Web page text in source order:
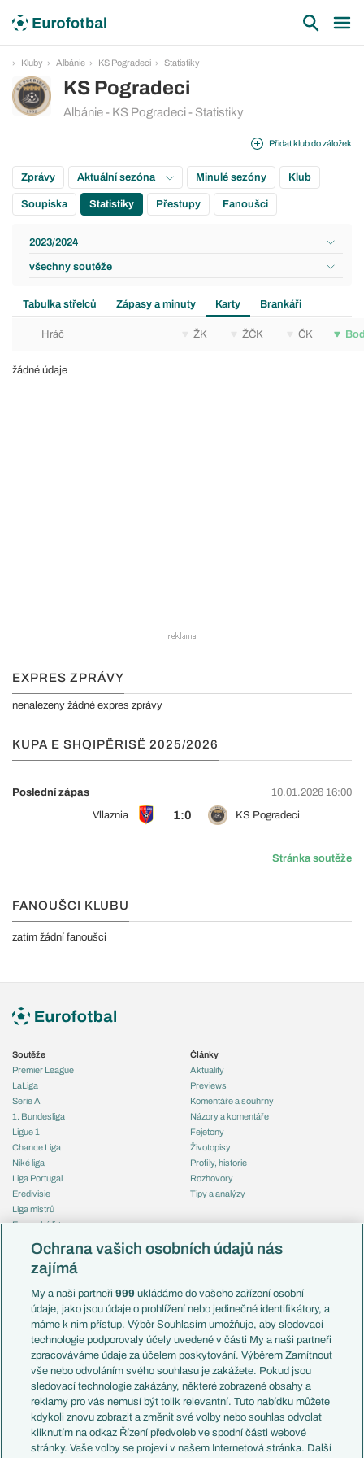
Kluby Albánie KS Pogradeci Statistiky
KS Pogradeci
Albánie - KS Pogradeci - Statistiky
Přidat klub do záložek
Zprávy Aktuální sezóna Minulé sezóny Klub
Soupiska Statistiky Přestupy Fanoušci
2023/2024
všechny soutěže
Tabulka střelců Zápasy a minuty Karty Brankáři
Hráč ŽK ŽČK ČK
žádné údaje
EXPRES ZPRÁVY
nenalezeny žádné expres zprávy
KUPA E SHQIPËRISË 2025/2026
Poslední zápas
10.01.2026 16:00
Vllaznia
1:0 KS Pogradeci
Stránka soutěže
FANOUŠCI KLUBU
zatím žádní fanoušci
Soutěže
Premier League
LaLiga
Serie A
1. Bundesliga
Ligue 1
Chance Liga
Niké liga
Liga Portugal
Eredivisie
Liga mistrů
Evropská liga
Mistrovství světa
Liga národů
Témata
Představení týmů MS
EuroSkauting
PL v kostce
Evropské koeficienty
Přestupy
Přestupové spekulace
Zranění
Kluby
Články
Aktuality
Previews
Komentáře a souhrny
Názory a komentáře
Fejetony
Životopisy
Profily, historie
Rozhovory
Tipy a analýzy
Česko
Francie
Itálie
Německo
Španělsko
Argentina
Brazílie
Přestupy
Zápasy
Livescore
Ochrana vašich osobních údajů nás
zajímá
My a naši partneři999 ukládáme do vašeho zařízení osobní
údaje, jako jsou údaje o prohlížení nebo jedinečné identifikátory, a
máme k nim přístup. Výběr Souhlasím umožňuje, aby sledovací
technologie podporovaly účely uvedené v části My a naši partneři
zpracováváme údaje za účelem poskytování. Výběrem Zamítnout
vše nebo odvoláním svého souhlasu je zakážete. Pokud jsou
sledovací technologie zakázány, některé zobrazené obsahy a
reklamy pro vás nemusí být tolik relevantní. Tuto nabídku můžete
kdykoli znovu zobrazit a změnit své volby nebo souhlas odvolat
kliknutím na odkaz Řízení předvoleb ve spodní části webové
stránky. Vaše volby se projeví v našem Internetová stránka. Další